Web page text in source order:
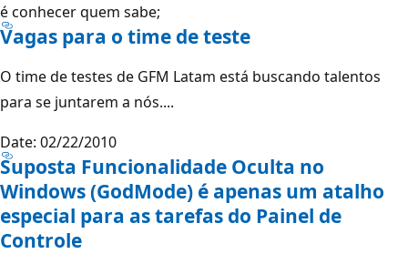
é conhecer quem sabe;
Vagas para o time de teste
O time de testes de GFM Latam está buscando talentos
para se juntarem a nós....
Date: 02/22/2010
Suposta Funcionalidade Oculta no
Windows (GodMode) é apenas um atalho
especial para as tarefas do Painel de
Controle